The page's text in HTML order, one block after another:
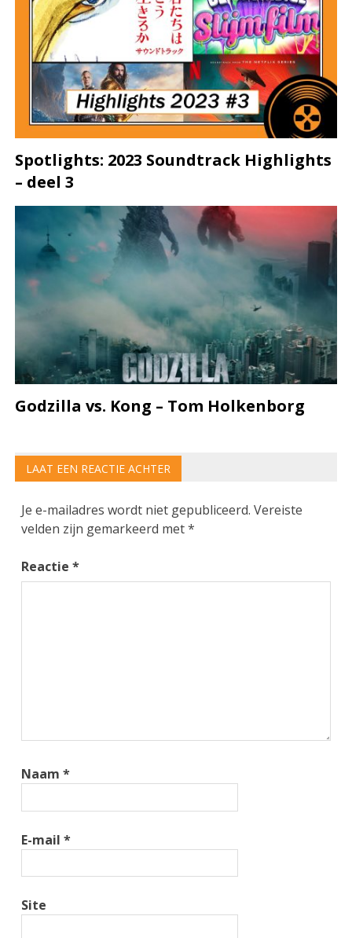
Spotlights: 2023 Soundtrack Highlights
– deel 3
Godzilla vs. Kong – Tom Holkenborg
LAAT EEN REACTIE ACHTER
Je e-mailadres wordt niet gepubliceerd. Vereiste
velden zijn gemarkeerd met*
Reactie*
Naam*
E-mail*
Site